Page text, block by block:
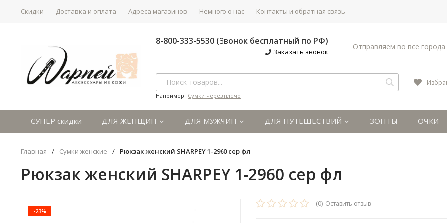
Скидки Доставка и оплата Адреса магазинов Немного о нас Контакты и обратная связь
8-800-333-5530 (Звонок бесплатный по РФ)
Заказать звонок
Отправляем во все города
Например: Сумки через плечо
СУПЕР скидки ДЛЯ ЖЕНЩИН ДЛЯ МУЖЧИН ДЛЯ ПУТЕШЕСТВИЙ ЗОНТЫ ОЧКИ
Главная / Сумки женские / Рюкзак женский SHARPEY 1-2960 сер фл
Рюкзак женский SHARPEY 1-2960 сер фл
-23%
(0) Оставить отзыв